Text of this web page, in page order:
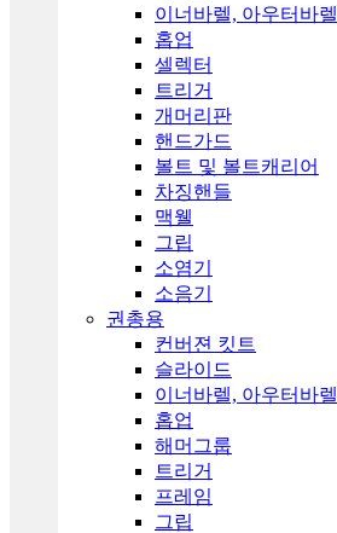
이너바렐, 아우터바렐
홉업
셀렉터
트리거
개머리판
핸드가드
볼트 및 볼트캐리어
차징핸들
맥웰
그립
소염기
소음기
권총용
컨버젼 킷트
슬라이드
이너바렐, 아우터바렐
홉업
해머그룹
트리거
프레임
그립